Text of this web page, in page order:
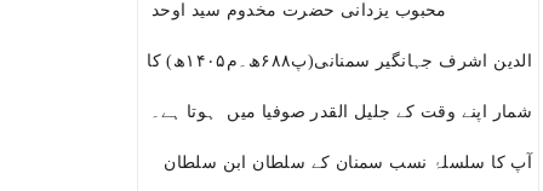
محبوب یزدانی حضرت مخدوم سید اوحد
الدین اشرف جہانگیر سمنانی(پ۶۸۸ھ۔م۱۴۰۵ھ) کا
شمار اپنے وقت کے جلیل القدر صوفیا میں ہوتا ہے۔
آپ کا سلسلۂ نسب سمنان کے سلطان ابن سلطان